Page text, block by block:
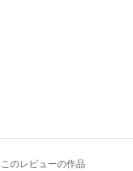
このレビューの作品